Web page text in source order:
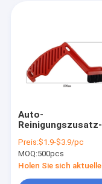
Auto-
Reinigungszusatz-
polierende Bürste L
Form
Preis:$1.9-$3.9/pc
MOQ:500pcs